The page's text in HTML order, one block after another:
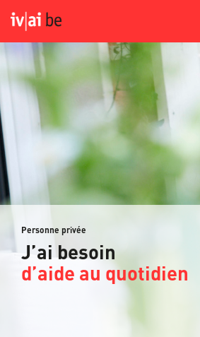
Personne privée
J’ai besoin
d’aide au quotidien